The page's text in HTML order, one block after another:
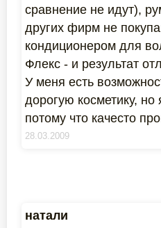
сравнение не идут),
других фирм не
кондиционером для
Флекс - и результат
У меня есть
дорогую косметику,
потому что качесто
28.03.2009
натали